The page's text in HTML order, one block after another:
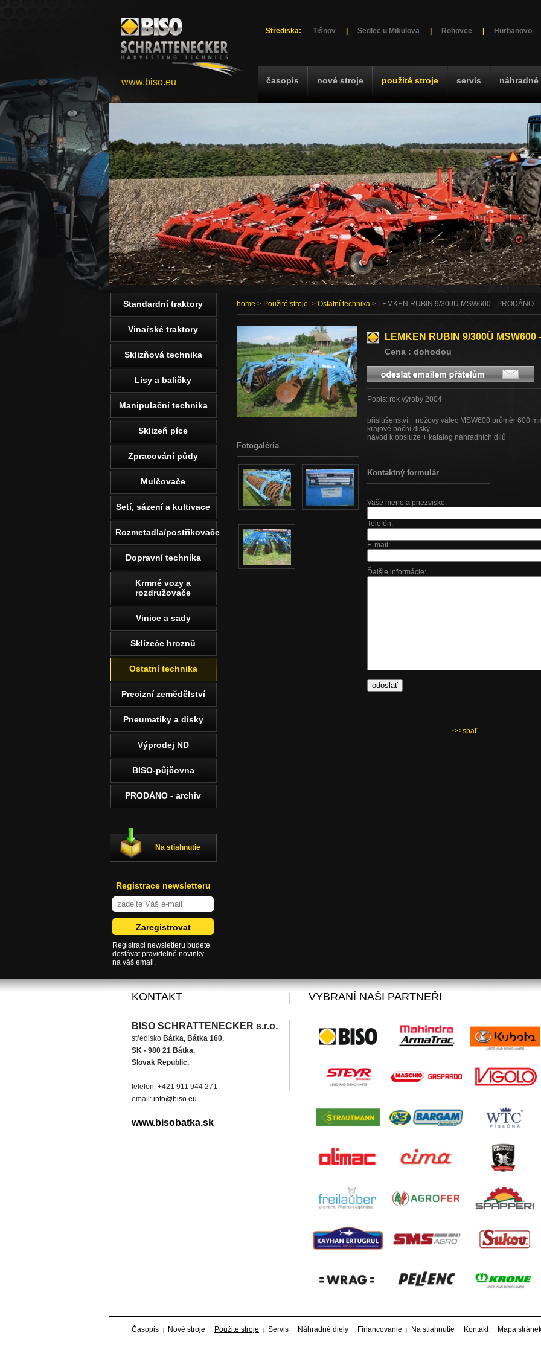
Střediska: Tišnov Sedlec u Mikulova Rohovce Hurbanovo
časopis nové stroje použité stroje servis
www.biso.eu
home > Použité stroje > Ostatní technika > LEMKEN RUBIN 9/300Ü MSW600 - PRODÁNO
LEMKEN RUBIN 9/300Ü MSW600
Cena : dohodou
Popis: rok výroby 2004
příslušenství: nožový válec MSW600 průměr 600
krajové boční disky
návod k obsluze + katalog náhradních dílů
Kontaktný formulár
Vaše meno a priezvisko:
Telefón:
E-mail:
Ďalšie informácie:
Fotogaléria
<< späť
Standardní traktory
Vinařské traktory
Sklizňová technika
Lisy a baličky
Manipulační technika
Sklizeň píce
Zpracování půdy
Mulčovače
Setí, sázení a kultivace
Rozmetadla/postřikovače
Dopravní technika
Krmné vozy a
rozdružovače
Vinice a sady
Sklízeče hroznů
Ostatní technika
Precizní zemědělství
Pneumatiky a disky
Výprodej ND
BISO-půjčovna
PRODÁNO - archiv
Na stiahnutie
Registrace newsletteru
Registraci newsletteru budete
dostávat pravidelně novinky
na váš email.
KONTAKT
BISO SCHRATTENECKER s.r.o.
středisko Bátka, Bátka 160,
SK - 980 21 Bátka,
Slovak Republic.
telefon: +421 911 944 271
email: info@biso.eu
www.bisobatka.sk
VYBRANÍ NAŠI PARTNEŘI
Časopis Nové stroje Použité stroje Servis Náhradné diely Financovanie Na stiahnutie Kontakt Mapa